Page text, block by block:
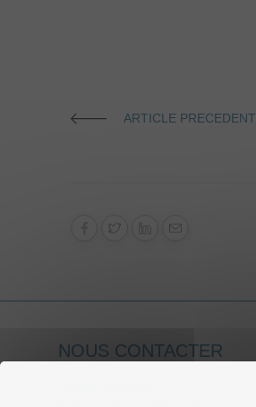
ARTICLE PRECEDENT
NOUS CONTACTER